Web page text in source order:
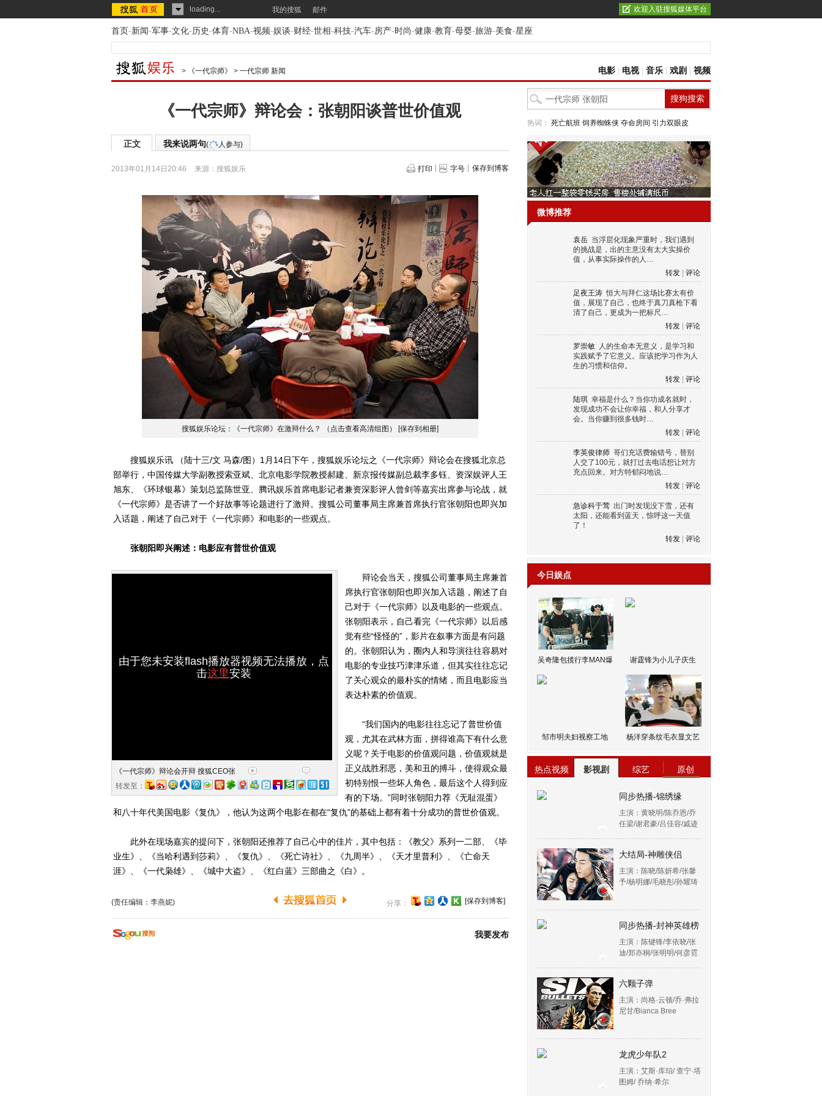
loading... 我的搜狐 邮件 欢迎入驻搜狐媒体平台
首页-新闻-军事-文化-历史-体育-NBA-视频-娱谈-财经-世相-科技-汽车-房产-时尚-健康-教育-母婴-旅游-美食-星座
> 《一代宗师》 > 一代宗师 新闻 电影 电视| 音乐 戏剧 视频
《一代宗师》辩论会：张朝阳谈普世价值观
正文 我来说两句( 人参与)
2013年01月14日20:46 来源： 搜狐娱乐 打印 字号 保存到博客
搜狐娱乐论坛：《一代宗师》在激辩什么？ （点击查看高清组图） [保存到相册]
搜狐娱乐讯 （陆十三/文 马森/图）1月14日下午，搜狐娱乐论坛之《一代宗师》辩论会在搜狐北京总
部举行，中国传媒大学副教授索亚斌、北京电影学院教授郝建、新京报传媒副总裁李多钰、资深娱评人王
旭东、《环球银幕》策划总监陈世亚、腾讯娱乐首席电影记者兼资深影评人曾剑等嘉宾出席参与论战，就
《一代宗师》是否讲了一个好故事等论题进行了激辩。搜狐公司董事局主席兼首席执行官张朝阳也即兴加
入话题，阐述了自己对于《一代宗师》和电影的一些观点。
张朝阳即兴阐述：电影应有普世价值观
由于您未安装flash播放器视频无法播放，点
击这里安装
《一代宗师》辩论会开辩 搜狐CEO张
朝阳即兴加入
转发至：
辩论会当天，搜狐公司董事局主席兼首
席执行官张朝阳也即兴加入话题，阐述了自
己对于《一代宗师》以及电影的一些观点。
张朝阳表示，自己看完《一代宗师》以后感
觉有些“怪怪的”，影片在叙事方面是有问题
的。张朝阳认为，圈内人和导演往往容易对
电影的专业技巧津津乐道，但其实往往忘记
了关心观众的最朴实的情绪，而且电影应当
表达朴素的价值观。
“我们国内的电影往往忘记了普世价值
观，尤其在武林方面，拼得谁高下有什么意
义呢？关于电影的价值观问题，价值观就是
正义战胜邪恶，美和丑的搏斗，使得观众最
初特别恨一些坏人角色，最后这个人得到应
有的下场。”同时张朝阳力荐《无耻混蛋》
和八十年代美国电影《复仇》，他认为这两个电影在都在“复仇”的基础上都有着十分成功的普世价值观。
此外在现场嘉宾的提问下，张朝阳还推荐了自己心中的佳片，其中包括：《教父》系列一二部、《毕
业生》、《当哈利遇到莎莉》、《复仇》、《死亡诗社》、《九周半》、《天才里普利》、《亡命天
涯》、《一代枭雄》、《城中大盗》、《红白蓝》三部曲之《白》。
(责任编辑：李燕妮) 分享： [保存到博客]
我要发布
热词： 死亡航班 饲养蜘蛛侠 夺命房间 引力双眼皮
微博推荐
袁岳 当浮层化现象严重时，我们遇到
的挑战是，出的主意没有太大实操价
值，从事实际操作的人…
转发
评论
足夜王涛 恒大与拜仁这场比赛太有价
值，展现了自己，也终于真刀真枪下看
清了自己，更成为一把标尺…
转发
评论
罗崇敏 人的生命本无意义，是学习和
实践赋予了它意义。应该把学习作为人
生的习惯和信仰。
转发
评论
陆琪 幸福是什么？当你功成名就时，
发现成功不会让你幸福，和人分享才
会。当你赚到很多钱时…
转发
评论
李英俊律师 哥们充话费输错号，替别
人交了100元，就打过去电话想让对方
充点回来。对方特郁闷地说…
转发
评论
急诊科于莺 出门时发现没下雪，还有
太阳，还能看到蓝天，惊呼这一天值
了！
转发
评论
今日娱点
吴奇隆包揽行李MAN爆 谢霆锋为小儿子庆生
邹市明夫妇视察工地 杨洋穿条纹毛衣显文艺
热点视频 影视剧 综艺 原创
同步热播-锦绣缘
主演：黄晓明/陈乔恩/乔
任梁/谢君豪/吕佳容/戚迹
大结局-神雕侠侣
主演：陈晓/陈妍希/张馨
予/杨明娜/毛晓彤/孙耀琦
同步热播-封神英雄榜
主演：陈键锋/李依晓/张
迪/郑亦桐/张明明/何彦霓
六颗子弹
主演：尚格·云顿/乔·弗拉
尼甘/Bianca Bree
龙虎少年队2
主演：艾斯·库珀/ 查宁·塔
图姆/ 乔纳·希尔